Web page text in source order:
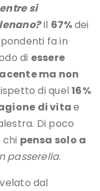
si
Il 67%dei
fa in
di essere
ma non
di quel16%
di vitae
Di poco
chi pensa solo a
passerella.
dal